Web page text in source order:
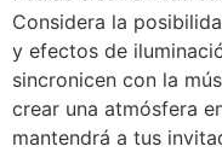
Considera la
y efectos de
sincronicen con la
crear una atmósfera
mantendrá a tus